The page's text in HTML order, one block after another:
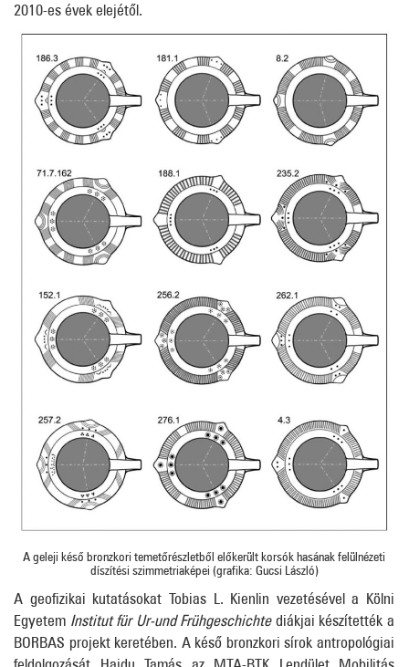
2010-es évek elejétől.
A geleji késő bronzkori temetőrészletből előkerült korsók hasának felülnézeti
díszítési szimmetriaképei (grafika: Gucsi László)
A geofizikai kutatásokat Tobias L. Kienlin vezetésével a Kölni
Egyetem
Institut für Ur-und Frühgeschichtediákjai készítették a
BORBAS projekt keretében. A késő bronzkori sírok antropológiai
feldolgozását Hajdu Tamás az MTA-BTK Lendület Mobilitás